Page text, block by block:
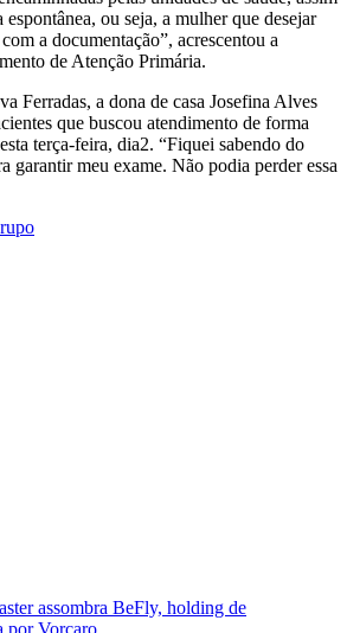
ou seja, a mulher que desejar
a documentação”, acrescentou a
de Atenção Primária.
Ferradas, a dona de casa Josefina Alves
que buscou atendimento de forma
terça-feira, dia2. “Fiquei sabendo do
garantir meu exame. Não podia perder essa